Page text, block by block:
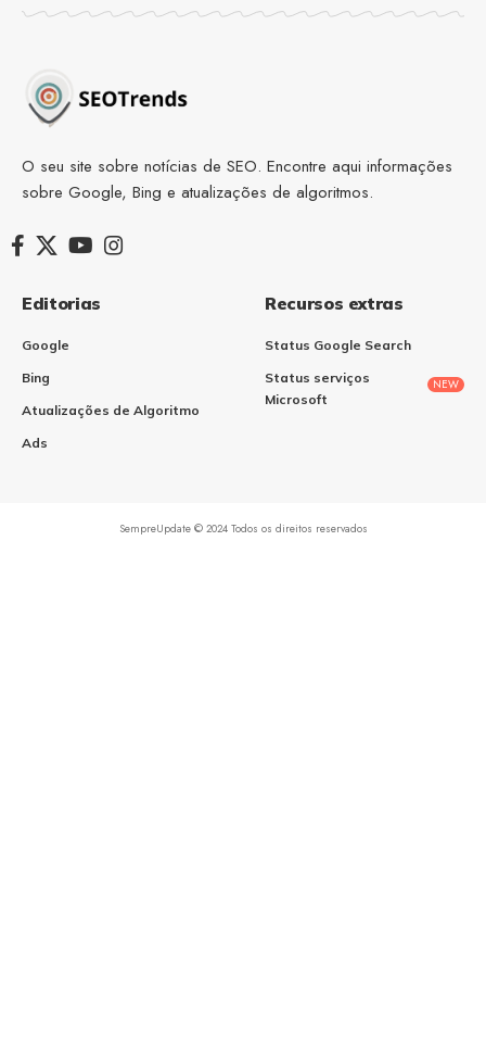
O seu site sobre notícias de SEO. Encontre aqui informações
sobre Google, Bing e atualizações de algoritmos.
Editorias
Google
Bing
Atualizações de Algoritmo
Ads
Recursos extras
Status Google Search
Status serviços
Microsoft
NEW
SempreUpdate © 2024 Todos os direitos reservados